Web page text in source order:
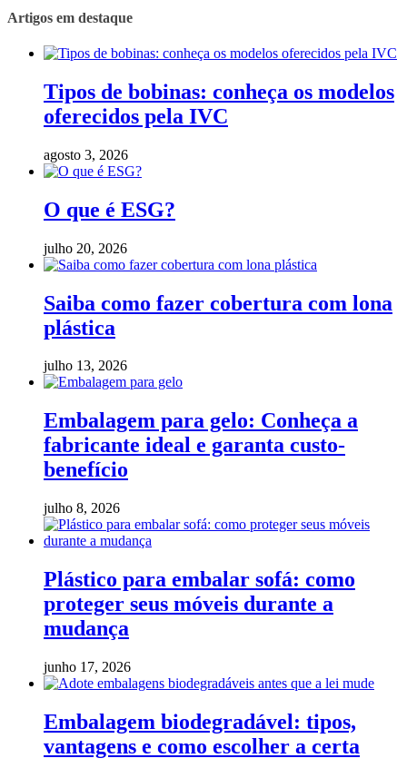
Artigos em destaque
Tipos de bobinas: conheça os modelos
oferecidos pela IVC
agosto 3, 2026
O que é ESG?
julho 20, 2026
Saiba como fazer cobertura com lona
plástica
julho 13, 2026
Embalagem para gelo: Conheça a
fabricante ideal e garanta custo-
benefício
julho 8, 2026
Plástico para embalar sofá: como
proteger seus móveis durante a
mudança
junho 17, 2026
Embalagem biodegradável: tipos,
vantagens e como escolher a certa